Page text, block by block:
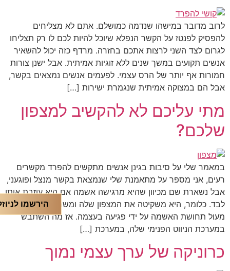
לרוב מדובר במישהו שנדמה כמושלם. אתם לא מצליחים
להפסיק לפנטז על הקשר הנפלא שיוכל להיות לכם לו רק תצליחו
לגרום לצד השני לרצות אתכם בחזרה. מרדף כזה יכול להשאיר
אנשים תקועים במשך שנים ללא זוגיות אמיתית. אבל ישנן צורות
חמורות אף יותר של הרס עצמי. לפעמים אנשים נמצאים בקשר,
אבל הם במצוקה אמיתית שנגמרת ישירות […]
מתי עליכם לא להקשיב למצפון
שלכם?
במאמר שלי על סיבות בגינן אנשים מתקשים להפרד מקשרים
רעים, אני מספר על מתאמנת שלי שנמצאת בקשר מנצל ופוגעני,
אבל נשארת שם מכיוון שהיא מרגישה אשמה אם היא עוזבת אותו
לבד. כלומר, היא משקיטה את המצפון שלה ומשחררת את עצמה
מעול תחושת האשמה על ידי פגיעה בעצמה. אז מה השתבש
במערכת הניווט הפנימי שלה, במערכת […]
כרוניקה של ערך עצמי נמוך
הירשמו